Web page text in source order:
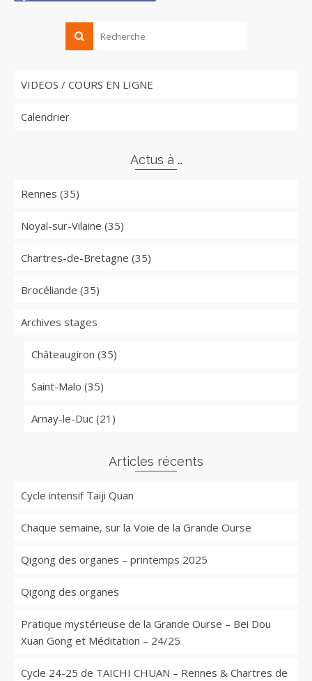
VIDEOS / COURS EN LIGNE
Calendrier
Actus à …
Rennes (35)
Noyal-sur-Vilaine (35)
Chartres-de-Bretagne (35)
Brocéliande (35)
Archives stages
Châteaugiron (35)
Saint-Malo (35)
Arnay-le-Duc (21)
Articles récents
Cycle intensif Taiji Quan
Chaque semaine, sur la Voie de la Grande Ourse
Qigong des organes – printemps 2025
Qigong des organes
Pratique mystérieuse de la Grande Ourse – Bei Dou
Xuan Gong et Méditation – 24/25
Cycle 24-25 de TAICHI CHUAN – Rennes & Chartres de